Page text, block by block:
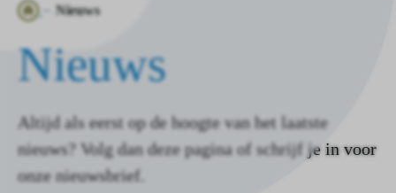
Ga
de
homepagina
Nieuws
Nieuws
Altijd als eerst op de hoogte van het laatste
nieuws? Volg dan deze pagina of schrijf je in voor
onze nieuwsbrief.